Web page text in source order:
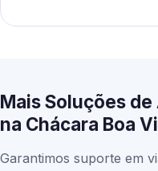
Mais Soluções
na Chácara Boa
Garantimos suporte em